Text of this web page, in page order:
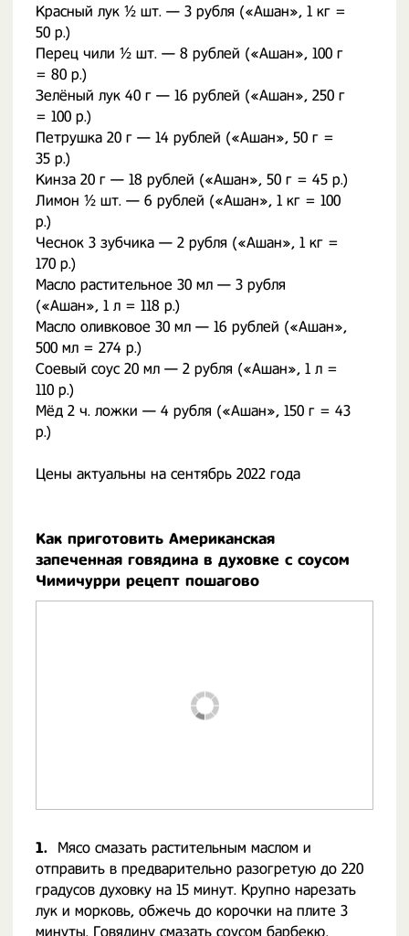
Красный лук ½ шт. — 3 рубля («Ашан», 1 кг =
50 р.)
Перец чили ½ шт. — 8 рублей («Ашан», 100 г
= 80 р.)
Зелёный лук 40 г — 16 рублей («Ашан», 250 г
= 100 р.)
Петрушка 20 г — 14 рублей («Ашан», 50 г =
35 р.)
Кинза 20 г — 18 рублей («Ашан», 50 г = 45 р.)
Лимон ½ шт. — 6 рублей («Ашан», 1 кг = 100
р.)
Чеснок 3 зубчика — 2 рубля («Ашан», 1 кг =
170 р.)
Масло растительное 30 мл — 3 рубля
(«Ашан», 1 л = 118 р.)
Масло оливковое 30 мл — 16 рублей («Ашан»,
500 мл = 274 р.)
Соевый соус 20 мл — 2 рубля («Ашан», 1 л =
110 р.)
Мёд 2 ч. ложки — 4 рубля («Ашан», 150 г = 43
р.)
Цены актуальны на сентябрь 2022 года
Как приготовить Американская
запеченная говядина в духовке с соусом
Чимичурри рецепт пошагово
1.
Мясо смазать растительным маслом и
отправить в предварительно разогретую до 220
градусов духовку на 15 минут. Крупно нарезать
лук и морковь, обжечь до корочки на плите 3
минуты. Говядину смазать соусом барбекю,